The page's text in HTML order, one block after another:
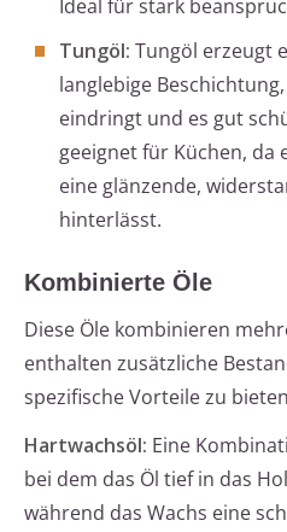
Ideal für stark
Tungöl: Tungöl erzeugt
langlebige
eindringt und es gut
geeignet für Küchen, da
eine glänzende,
hinterlässt.
Kombinierte Öle
Diese Öle kombinieren
enthalten zusätzliche
spezifische Vorteile zu
Hartwachsöl: Eine
bei dem das Öl tief in das
während das Wachs eine